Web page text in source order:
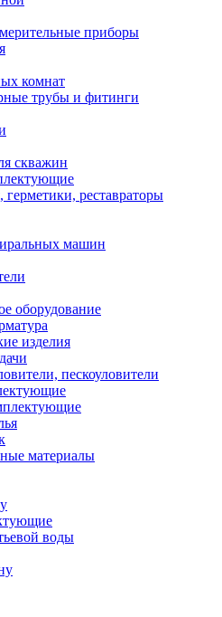
приборы
комнат
трубы и фитинги
скважин
реставраторы
машин
оборудование
изделия
пескоуловители
материалы
воды